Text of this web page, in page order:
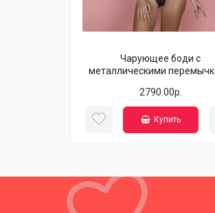
Чарующее боди с
металлическими
2790.00р.
Купить